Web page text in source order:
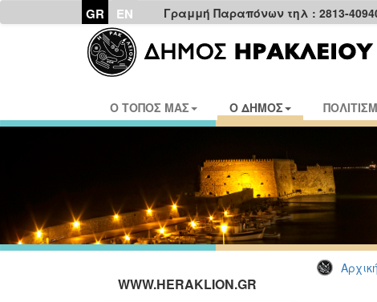
GR EN Γραμμή Παραπόνων τηλ : 2813-
Ο ΤΟΠΟΣ ΜΑΣ Ο ΔΗΜΟΣ
Αρχική
WWW.HERAKLION.GR